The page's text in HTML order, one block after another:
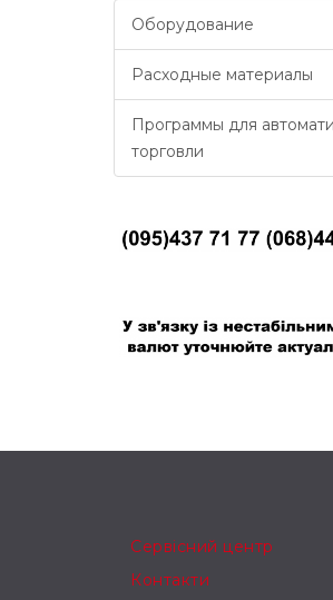
Оборудование
Расходные материалы
Программы для
торговли
Сервісний центр
Контакти